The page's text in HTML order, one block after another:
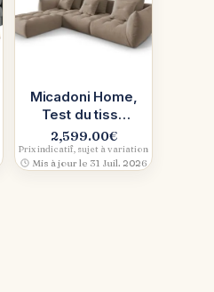
Micadoni Home,
Test du tissu
Casino (velours)
: douceur
2,599.00€
Prix indicatif, sujet à variation
Mis à jour le 31 Juil. 2026